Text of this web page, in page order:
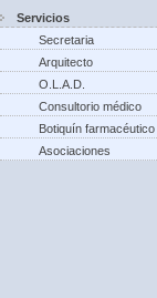
Servicios
Secretaria
Arquitecto
O.L.A.D.
Consultorio médico
Botiquín farmacéutico
Asociaciones